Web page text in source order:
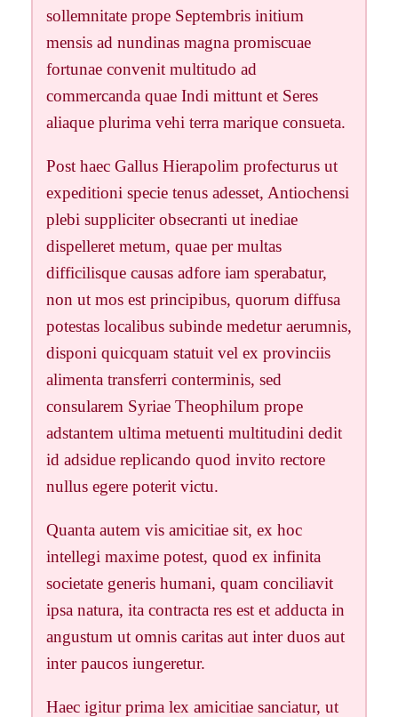
sollemnitate prope Septembris initium
mensis ad nundinas magna promiscuae
fortunae convenit multitudo ad
commercanda quae Indi mittunt et Seres
aliaque plurima vehi terra marique consueta.
Post haec Gallus Hierapolim profecturus ut
expeditioni specie tenus adesset, Antiochensi
plebi suppliciter obsecranti ut inediae
dispelleret metum, quae per multas
difficilisque causas adfore iam sperabatur,
non ut mos est principibus, quorum diffusa
potestas localibus subinde medetur aerumnis,
disponi quicquam statuit vel ex provinciis
alimenta transferri conterminis, sed
consularem Syriae Theophilum prope
adstantem ultima metuenti multitudini dedit
id adsidue replicando quod invito rectore
nullus egere poterit victu.
Quanta autem vis amicitiae sit, ex hoc
intellegi maxime potest, quod ex infinita
societate generis humani, quam conciliavit
ipsa natura, ita contracta res est et adducta in
angustum ut omnis caritas aut inter duos aut
inter paucos iungeretur.
Haec igitur prima lex amicitiae sanciatur, ut